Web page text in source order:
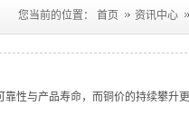
您当前的位置： 首页 资讯中心
性与产品寿命，而铜价的持续攀升